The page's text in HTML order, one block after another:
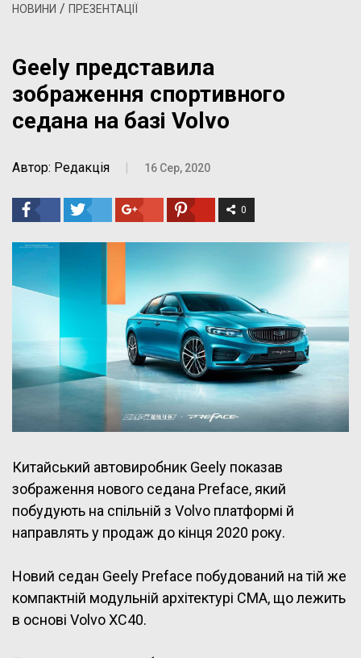
НОВИНИ / ПРЕЗЕНТАЦІЇ
Geely представила
зображення спортивного
седана на базі Volvo
Автор: Редакція | 16 Сер, 2020
0
Китайський автовиробник Geely показав
зображення нового седана Preface, який
побудують на спільній з Volvo платформі й
направлять у продаж до кінця 2020 року.
Новий седан Geely Preface побудований на тій же
компактній модульній архітектурі CMA, що лежить
в основі Volvo XC40.